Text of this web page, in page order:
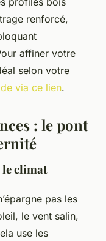
renforcé,
affiner votre
selon votre
via ce lien.
: le pont
climat
pas les
le vent salin,
use les